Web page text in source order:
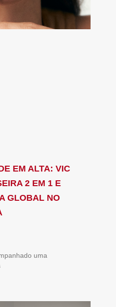
EM ALTA: VIC
2 EM 1 E
GLOBAL NO
uma